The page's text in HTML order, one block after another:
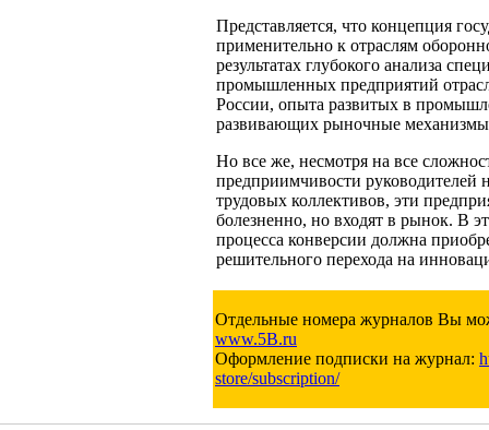
Представляется, что концепция
применительно к отраслям
результатах глубокого анализа
промышленных предприятий
России, опыта развитых в
развивающих рыночные механизмы
Но все же, несмотря на все
предприимчивости руководителей
трудовых коллективов, эти
болезненно, но входят в рынок. В
процесса конверсии должна
решительного перехода на
Отдельные номера журналов Вы
www.5B.ru
Оформление подписки на журнал:
store/subscription/